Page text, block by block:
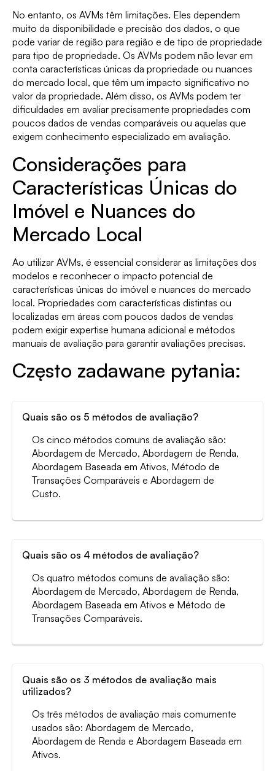
No entanto, os AVMs têm limitações. Eles dependem
muito da disponibilidade e precisão dos dados, o que
pode variar de região para região e de tipo de propriedade
para tipo de propriedade. Os AVMs podem não levar em
conta características únicas da propriedade ou nuances
do mercado local, que têm um impacto significativo no
valor da propriedade. Além disso, os AVMs podem ter
dificuldades em avaliar precisamente propriedades com
poucos dados de vendas comparáveis ou aquelas que
exigem conhecimento especializado em avaliação.
Considerações para
Características Únicas do
Imóvel e Nuances do
Mercado Local
Ao utilizar AVMs, é essencial considerar as limitações dos
modelos e reconhecer o impacto potencial de
características únicas do imóvel e nuances do mercado
local. Propriedades com características distintas ou
localizadas em áreas com poucos dados de vendas
podem exigir expertise humana adicional e métodos
manuais de avaliação para garantir avaliações precisas.
Często zadawane pytania:
Quais são os 5 métodos de avaliação?
Os cinco métodos comuns de avaliação são:
Abordagem de Mercado, Abordagem de Renda,
Abordagem Baseada em Ativos, Método de
Transações Comparáveis e Abordagem de
Custo.
Quais são os 4 métodos de avaliação?
Os quatro métodos comuns de avaliação são:
Abordagem de Mercado, Abordagem de Renda,
Abordagem Baseada em Ativos e Método de
Transações Comparáveis.
Quais são os 3 métodos de avaliação mais
utilizados?
Os três métodos de avaliação mais comumente
usados são: Abordagem de Mercado,
Abordagem de Renda e Abordagem Baseada em
Ativos.